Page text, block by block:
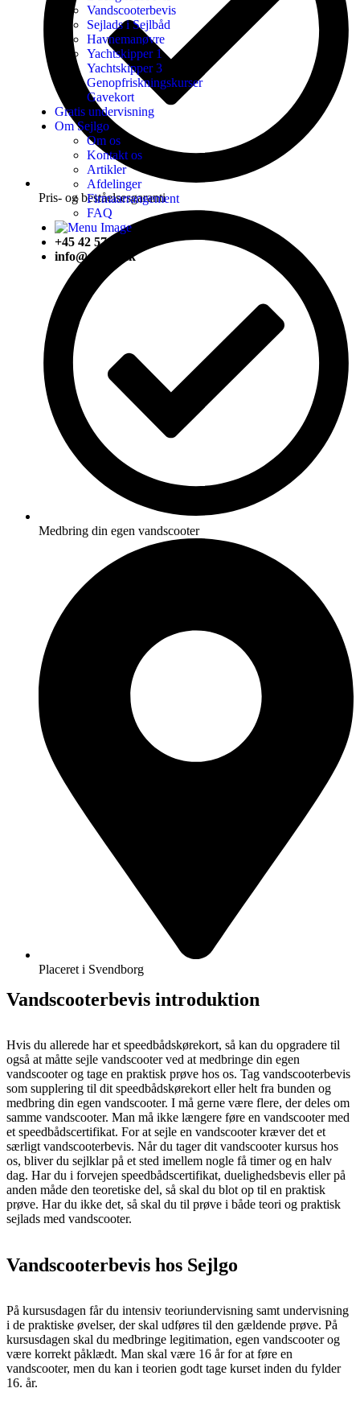
Vandscooterbevis
Sejlads i Sejlbåd
Havnemanøvre
Yachtskipper 1
Yachtskipper 3
Genopfriskningskurser
Gavekort
Gratis undervisning
Om Sejlgo
Om os
Kontakt os
Artikler
Afdelinger
Firmaarrangement
FAQ
+45 42 57 29 89
info@sejlgo.dk
Pris- og beståelsesgaranti
Medbring din egen vandscooter
Placeret i Svendborg
Vandscooterbevis introduktion
Hvis du allerede har et speedbådskørekort, så kan du opgradere til
også at måtte sejle vandscooter ved at medbringe din egen
vandscooter og tage en praktisk prøve hos os. Tag vandscooterbevis
som supplering til dit speedbådskørekort eller helt fra bunden og
medbring din egen vandscooter. I må gerne være flere, der deles om
samme vandscooter. Man må ikke længere føre en vandscooter med
et speedbådscertifikat. For at sejle en vandscooter kræver det et
særligt vandscooterbevis. Når du tager dit vandscooter kursus hos
os, bliver du sejlklar på et sted imellem nogle få timer og en halv
dag. Har du i forvejen speedbådscertifikat, duelighedsbevis eller på
anden måde den teoretiske del, så skal du blot op til en praktisk
prøve. Har du ikke det, så skal du til prøve i både teori og praktisk
sejlads med vandscooter.
Vandscooterbevis hos Sejlgo
På kursusdagen får du intensiv teoriundervisning samt undervisning
i de praktiske øvelser, der skal udføres til den gældende prøve. På
kursusdagen skal du medbringe legitimation, egen vandscooter og
være korrekt påklædt. Man skal være 16 år for at føre en
vandscooter, men du kan i teorien godt tage kurset inden du fylder
16. år.